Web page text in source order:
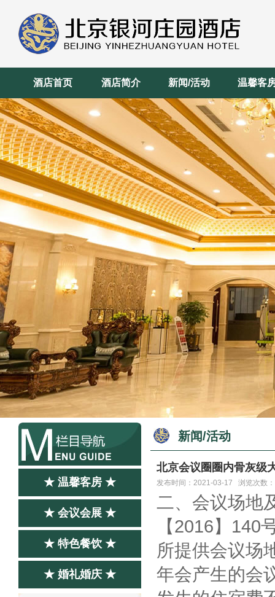
酒店首页 酒店简介 新闻/活动 温馨客
★ 温馨客房 ★
★ 会议会展 ★
★ 特色餐饮 ★
★ 婚礼婚庆 ★
新闻/活动
北京会议圈圈内骨灰级
发布时间：2021-03-17 浏览次数
二、会议场地
【2016】
所提供会议场
年会产生的会